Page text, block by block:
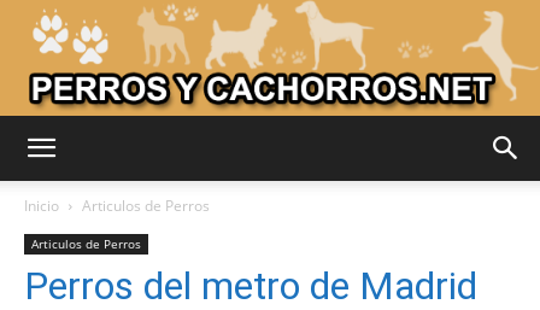
Perros
Inicio Articulos de Perros
Articulos de Perros
Perros del metro de Madrid